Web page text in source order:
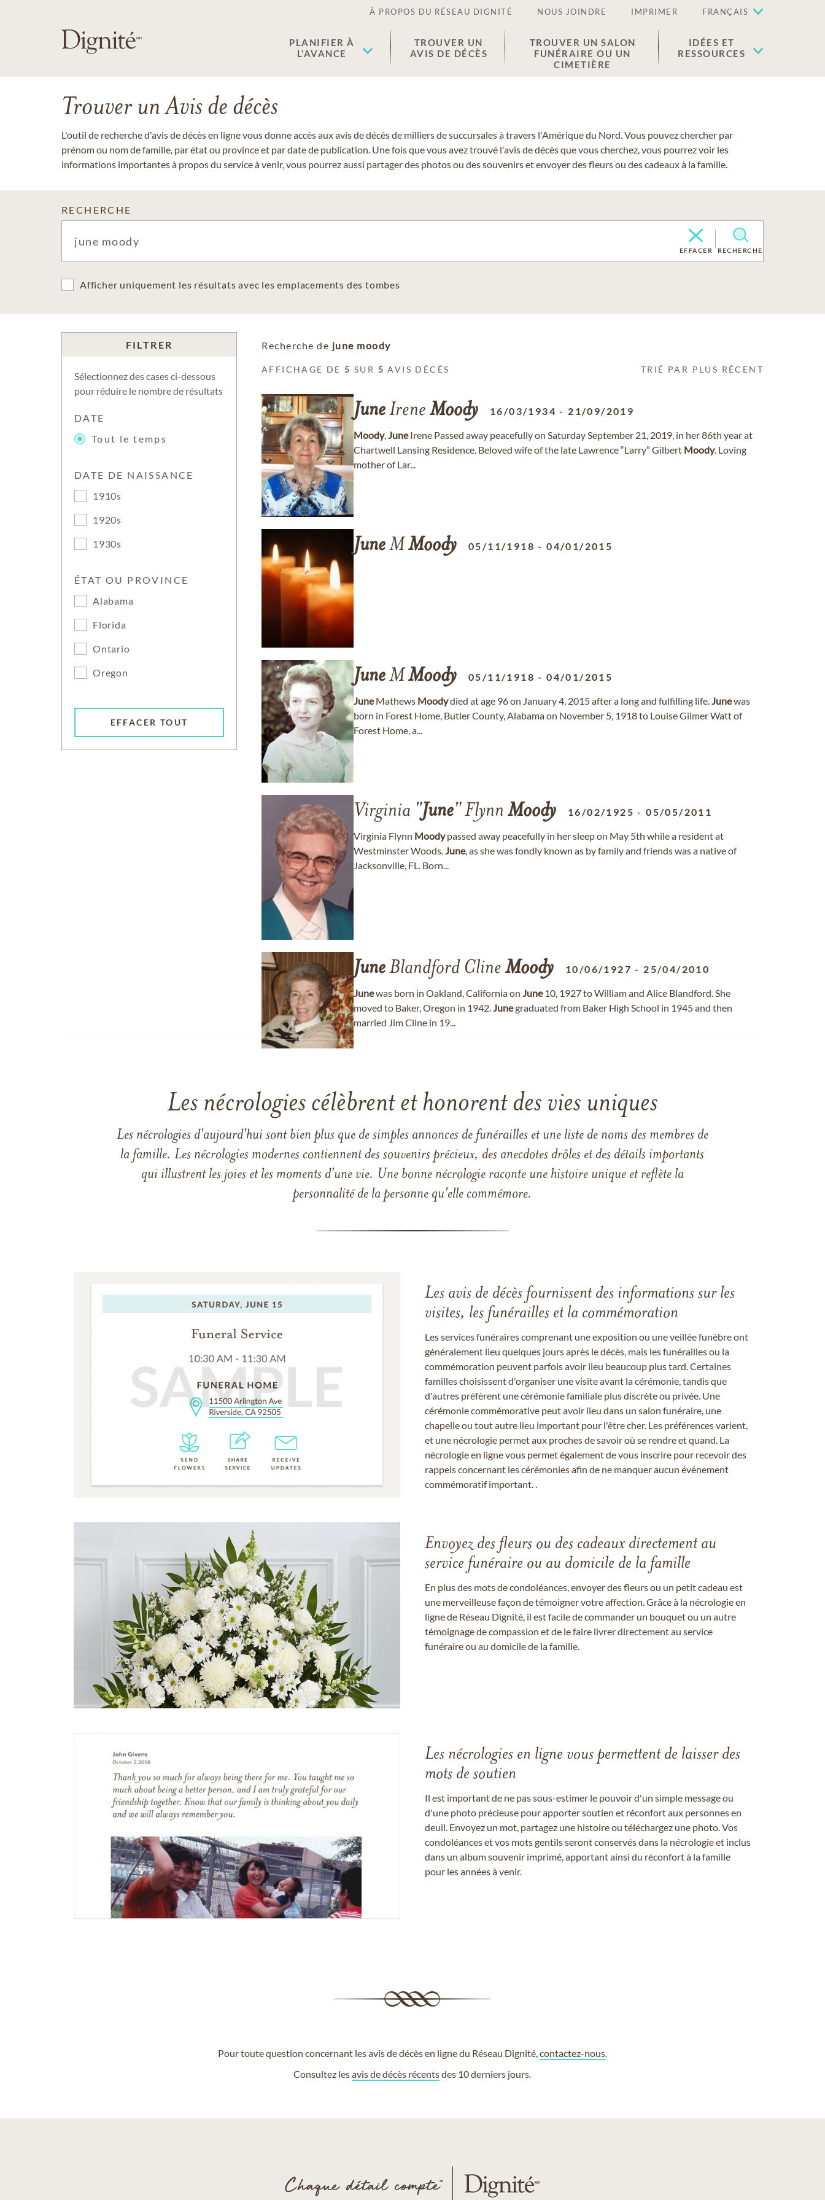
À PROPOS DU RÉSEAU DIGNITÉ NOUS JOINDRE IMPRIMER FRANÇAIS
PLANIFIER À
L’AVANCE
TROUVER UN
AVIS DE DÉCÈS
TROUVER UN SALON
FUNÉRAIRE OU UN
CIMETIÈRE
IDÉES ET
RESSOURCES
Trouver un Avis de décès
L'outil de recherche d'avis de décès en ligne vous donne accès aux avis de décès de milliers de succursales à travers l'Amérique du Nord. Vous pouvez chercher par
prénom ou nom de famille, par état ou province et par date de publication. Une fois que vous avez trouvé l'avis de décès que vous cherchez, vous pourrez voir les
informations importantes à propos du service à venir, vous pourrez aussi partager des photos ou des souvenirs et envoyer des fleurs ou des cadeaux à la famille.
RECHERCHE
EFFACER RECHERCHE
Afficher uniquement les résultats avec les emplacements des tombes
FILTRER
Sélectionnez des cases ci-dessous
pour réduire le nombre de résultats
DATE
Tout le temps
DATE DE NAISSANCE
1910s
1920s
1930s
ÉTAT OU PROVINCE
Alabama
Florida
Ontario
Oregon
EFFACER TOUT
Recherche de june moody
AFFICHAGE DE 5 SUR 5 AVIS DÉCÈS TRIÉ PAR PLUS RÉCENT
JuneIrene Moody 16/03/1934 - 21/09/2019
Moody,JuneIrene Passed away peacefully on Saturday September 21, 2019, in her 86th year at
Chartwell Lansing Residence. Beloved wife of the late Lawrence “Larry” Gilbert Moody. Loving
mother of Lar...
JuneM Moody 05/11/1918 -04/01/2015
JuneM Moody 05/11/1918 -04/01/2015
JuneMathews Moodydied at age 96 on January 4, 2015 after a long and fulfilling life.Junewas
born in Forest Home, Butler County, Alabama on November 5, 1918 to Louise Gilmer Watt of
Forest Home, a...
Virginia "June" Flynn Moody 16/02/1925 -05/05/2011
Virginia Flynn Moodypassed away peacefully in her sleep on May 5th while a resident at
Westminster Woods.June, as she was fondly known as by family and friends was a native of
Jacksonville, FL. Born...
JuneBlandford Cline Moody 10/06/1927 - 25/04/2010
Junewas born in Oakland, California on June10, 1927 to William and Alice Blandford. She
moved to Baker, Oregon in 1942.Junegraduated from Baker High School in 1945 and then
married Jim Cline in 19...
Les nécrologies célèbrent et honorent des vies uniques
Les nécrologies d'aujourd'hui sont bien plus que de simples annonces de funérailles et une liste de noms des membres de
la famille. Les nécrologies modernes contiennent des souvenirs précieux, des anecdotes drôles et des détails importants
qui illustrent les joies et les moments d'une vie. Une bonne nécrologie raconte une histoire unique et reflète la
personnalité de la personne qu'elle commémore.
Les avis de décès fournissent des informations sur les
visites, les funérailles et la commémoration
Les services funéraires comprenant une exposition ou une veillée funèbre ont
généralement lieu quelques jours après le décès, mais les funérailles ou la
commémoration peuvent parfois avoir lieu beaucoup plus tard. Certaines
familles choisissent d'organiser une visite avant la cérémonie, tandis que
d'autres préfèrent une cérémonie familiale plus discrète ou privée. Une
cérémonie commémorative peut avoir lieu dans un salon funéraire, une
chapelle ou tout autre lieu important pour l'être cher. Les préférences varient,
et une nécrologie permet aux proches de savoir où se rendre et quand. La
nécrologie en ligne vous permet également de vous inscrire pour recevoir des
rappels concernant les cérémonies afin de ne manquer aucun événement
commémoratif important. .
Envoyez des fleurs ou des cadeaux directement au
service funéraire ou au domicile de la famille
En plus des mots de condoléances, envoyer des fleurs ou un petit cadeau est
une merveilleuse façon de témoigner votre affection. Grâce à la nécrologie en
ligne de Réseau Dignité, il est facile de commander un bouquet ou un autre
témoignage de compassion et de le faire livrer directement au service
funéraire ou au domicile de la famille.
Les nécrologies en ligne vous permettent de laisser des
mots de soutien
Il est important de ne pas sous-estimer le pouvoir d'un simple message ou
d'une photo précieuse pour apporter soutien et réconfort aux personnes en
deuil. Envoyez un mot, partagez une histoire ou téléchargez une photo. Vos
condoléances et vos mots gentils seront conservés dans la nécrologie et inclus
dans un album souvenir imprimé, apportant ainsi du réconfort à la famille
pour les années à venir.
Pour toute question concernant les avis de décès en ligne du Réseau Dignité,contactez-nous.
Consultez lesavis de décès récentsdes 10 derniers jours.